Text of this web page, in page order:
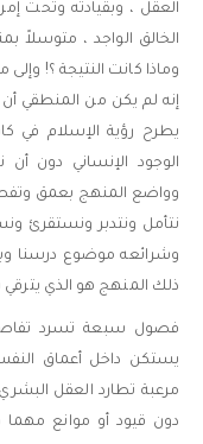
العقل ، وبقيادته وتحت
الخالق الواجد ، متوسلاً
وماذا كانت النتيجة ؟!
إنه لم يكن من المنطقي
يطرح رؤية الإسلام في
الوجود الإنساني دون أن
وواضع المنهج بعمق
نتأمل ونتدبر ونستقرئ
وشرائعه موضوع درسنا
ذلك المنهج هو الذي يترقي
فصول سبعة تسرد
يستكن داخل أعماق
مرعبة تطارد العقل
دون قيود أو موانع